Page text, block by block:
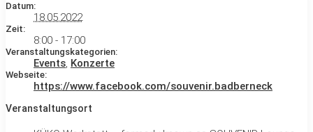
Datum:
18.05.2022
Zeit:
8:00 - 17:00
Veranstaltungskategorien:
Events, Konzerte
Webseite:
https://www.facebook.com/souvenir.badberneck
Veranstaltungsort